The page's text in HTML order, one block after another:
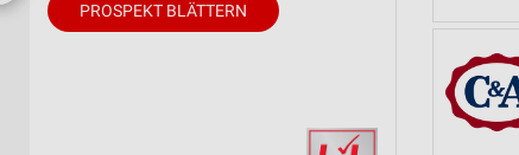
PROSPEKT BLÄTTERN